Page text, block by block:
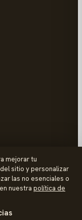
mejorar tu
sitio y personalizar
las no esenciales o
nuestra política de